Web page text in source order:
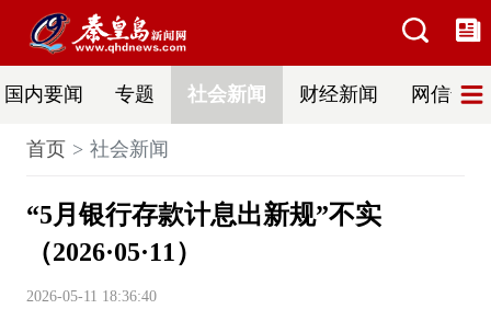
国内要闻 专题 社会新闻 财经新闻 网信普法
首页 社会新闻
“5月银行存款计息出新规”不实
（2026·05·11）
2026-05-11 18:36:40